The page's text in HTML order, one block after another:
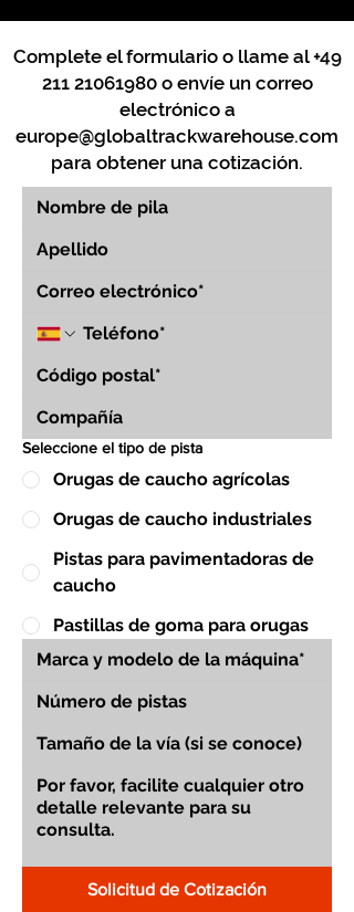
Complete el formulario o llame al+49
211 21061980o envíe un correo
electrónico a
europe@globaltrackwarehouse.com
para obtener una cotización.
Seleccione el tipo de pista
Orugas de caucho agrícolas
Orugas de caucho industriales
Pistas para pavimentadoras de
caucho
Pastillas de goma para orugas
Solicitud de Cotización